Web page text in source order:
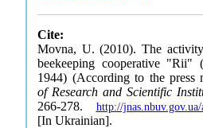
Cite:
Movna, U. (2010). The
beekeeping cooperative
1944) (According to the press
of Research and Scientific
266-278. http://
[In Ukrainian].